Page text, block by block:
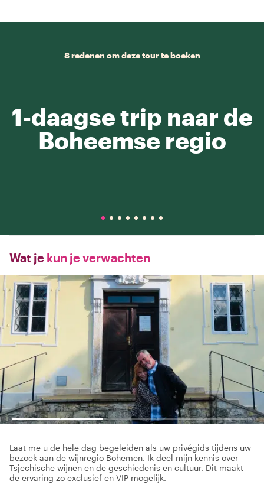
8 redenen om deze tour te boeken
1-daagse trip naar de
Boheemse regio
Wat je kun je verwachten
Laat me u de hele dag begeleiden als uw privégids tijdens uw
bezoek aan de wijnregio Bohemen. Ik deel mijn kennis over
Tsjechische wijnen en de geschiedenis en cultuur. Dit maakt
de ervaring zo exclusief en VIP mogelijk.